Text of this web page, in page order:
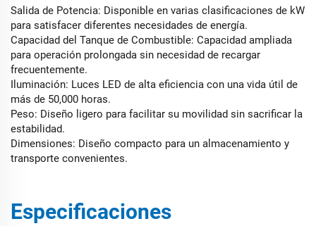
Salida de Potencia: Disponible en varias clasificaciones de kW
para satisfacer diferentes necesidades de energía.
Capacidad del Tanque de Combustible: Capacidad ampliada
para operación prolongada sin necesidad de recargar
frecuentemente.
Iluminación: Luces LED de alta eficiencia con una vida útil de
más de 50,000 horas.
Peso: Diseño ligero para facilitar su movilidad sin sacrificar la
estabilidad.
Dimensiones: Diseño compacto para un almacenamiento y
transporte convenientes.
Especificaciones